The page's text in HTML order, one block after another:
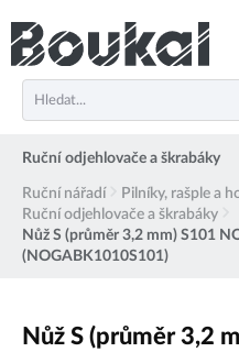
Ruční odjehlovače a škrabáky
Ruční nářadí
Pilníky, rašple a
Ruční odjehlovače a škrabáky
Nůž S (průměr 3,2 mm) S101
(NOGABK1010S101)
Nůž S (průměr 3,2